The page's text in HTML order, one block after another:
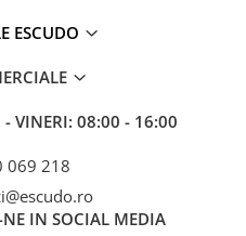
ESCUDO
- VINERI: 08:00 - 16:00
069 218
NE IN SOCIAL MEDIA